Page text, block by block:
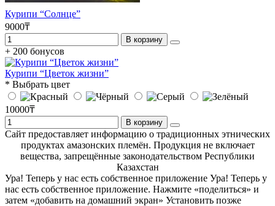
Курипи “Солнце”
9000₸
В корзину
+ 200 бонусов
Курипи “Цветок жизни”
* Выбрать цвет
10000₸
В корзину
Сайт предоставляет информацию о традиционных этнических
продуктах амазонских племён. Продукция не включает
вещества, запрещённые законодательством Республики
Казахстан
Ура! Теперь у нас есть собственное приложение Ура! Теперь у
нас есть собственное приложение. Нажмите «поделиться» и
затем «добавить на домашний экран» Установить позже